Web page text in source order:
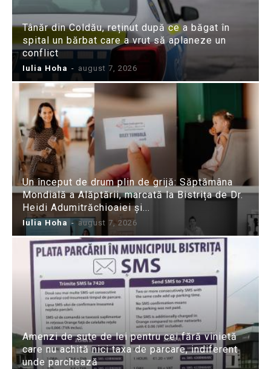
Tânăr din Coldău, reținut după ce a băgat în
spital un bărbat care a vrut să aplaneze un
conflict
Iulia Hoha - august 7, 2026
Un început de drum plin de grijă: Săptămâna
Mondială a Alăptării, marcată la Bistrița de Dr.
Heidi Adumitrăchioaiei și...
Iulia Hoha - august 7, 2026
Amenzi de sute de lei pentru cei fără vinietă
care nu achită nici taxa de parcare, indiferent
unde parchează